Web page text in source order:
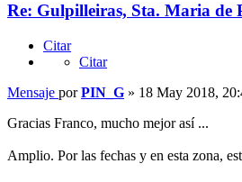
Re: Gulpilleiras, Sta. Maria de
Citar
Citar
Mensaje porPIN_G » 18 May 2018,
Gracias Franco, mucho mejor así ...
Amplio. Por las fechas y en esta zona,